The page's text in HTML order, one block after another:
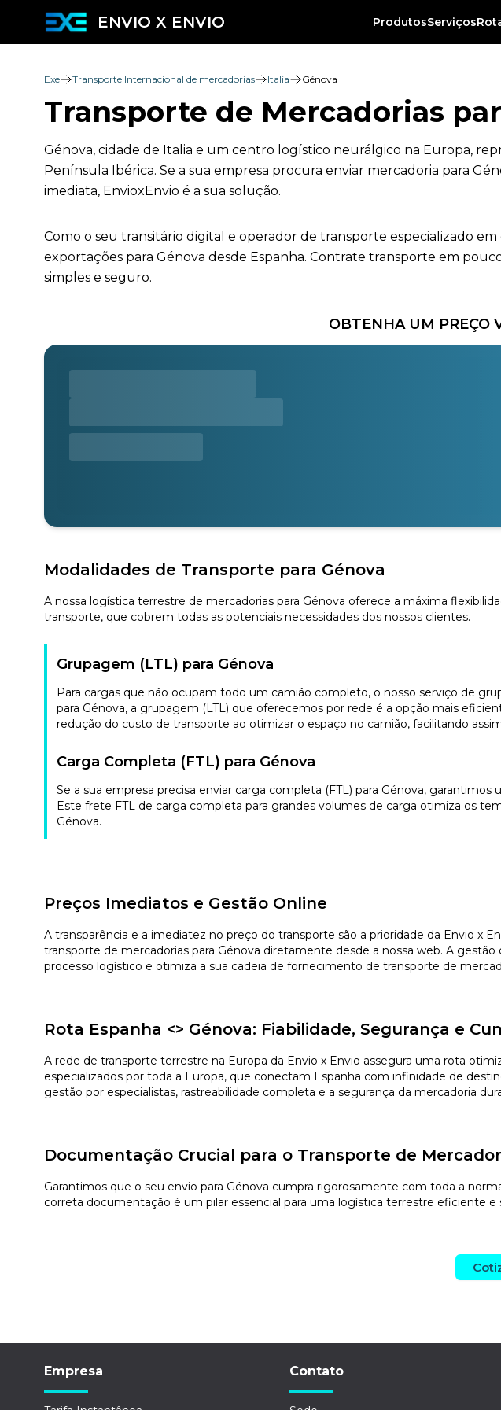
ENVIO X ENVIO ProdutosServiços
Exe Transporte Internacional de mercadorias Italia Génova
Transporte de Mercadorias
Génova, cidade de Italia e um centro logístico neurálgico na Europa,
Península Ibérica. Se a sua empresa procura enviar mercadoria para
imediata, EnvioxEnvio é a sua solução.
Como o seu transitário digital e operador de transporte especializado
exportações para Génova desde Espanha. Contrate transporte em
simples e seguro.
OBTENHA UM PREÇO
Modalidades de Transporte para Génova
A nossa logística terrestre de mercadorias para Génova oferece a máxima
transporte, que cobrem todas as potenciais necessidades dos nossos clientes.
Grupagem (LTL) para Génova
Para cargas que não ocupam todo um camião completo, o nosso serviço de
para Génova, a grupagem (LTL) que oferecemos por rede é a opção mais
redução do custo de transporte ao otimizar o espaço no camião, facilitando
Carga Completa (FTL) para Génova
Se a sua empresa precisa enviar carga completa (FTL) para Génova,
Este frete FTL de carga completa para grandes volumes de carga otimiza os
Génova.
Preços Imediatos e Gestão Online
A transparência e a imediatez no preço do transporte são a prioridade da Envio x
transporte de mercadorias para Génova diretamente desde a nossa web. A
processo logístico e otimiza a sua cadeia de fornecimento de transporte de
Rota Espanha <> Génova: Fiabilidade, Segurança e
A rede de transporte terrestre na Europa da Envio x Envio assegura uma rota
especializados por toda a Europa, que conectam Espanha com infinidade de
gestão por especialistas, rastreabilidade completa e a segurança da mercadoria
Documentação Crucial para o Transporte de
Garantimos que o seu envio para Génova cumpra rigorosamente com toda a
correta documentação é um pilar essencial para uma logística terrestre eficiente e
Empresa Contato